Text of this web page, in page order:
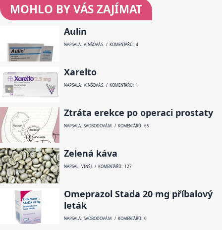
MOHLO BY VÁS ZAJÍMAT
Aulin
NAPSALA: VINŠOVÁ S. / KOMENTÁŘŮ: 4
Xarelto
NAPSALA: VINŠOVÁ S. / KOMENTÁŘŮ: 1
Ztráta erekce po operaci prostaty
NAPSALA: SVOBODOVÁ M. / KOMENTÁŘŮ: 65
Zelená káva
NAPSAL: VINŠ J. / KOMENTÁŘŮ: 127
Omeprazol Stada 20 mg příbalový
leták
NAPSALA: SVOBODOVÁ M. / KOMENTÁŘŮ: 0